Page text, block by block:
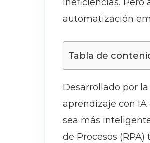
automatización
Tabla de
Desarrollado por
aprendizaje con
sea más
de Procesos